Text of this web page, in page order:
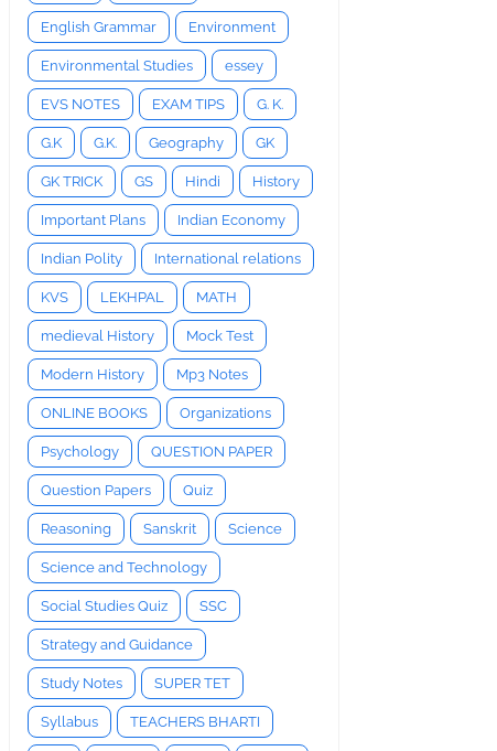
English Grammar Environment
Environmental Studies essey
EVS NOTES EXAM TIPS G. K.
G.K G.K. Geography GK
GK TRICK GS Hindi History
Important Plans Indian Economy
Indian Polity International relations
KVS LEKHPAL MATH
medieval History Mock Test
Modern History Mp3 Notes
ONLINE BOOKS Organizations
Psychology QUESTION PAPER
Question Papers Quiz
Reasoning Sanskrit Science
Science and Technology
Social Studies Quiz SSC
Strategy and Guidance
Study Notes SUPER TET
Syllabus TEACHERS BHARTI